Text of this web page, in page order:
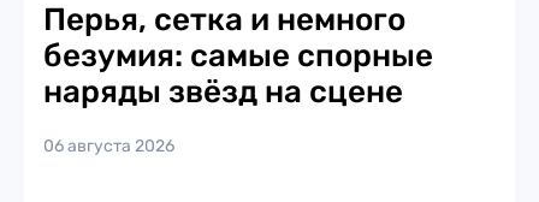
Перья, сетка и немного
безумия: самые спорные
наряды звёзд на сцене
06 августа 2026